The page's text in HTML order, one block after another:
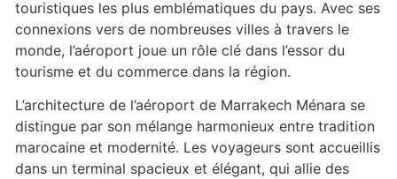
touristiques les plus emblématiques du pays. Avec ses
connexions vers de nombreuses villes à travers le
monde, l’aéroport joue un rôle clé dans l’essor du
tourisme et du commerce dans la région.
L’architecture de l’aéroport de Marrakech Ménara se
distingue par son mélange harmonieux entre tradition
marocaine et modernité. Les voyageurs sont accueillis
dans un terminal spacieux et élégant, qui allie des